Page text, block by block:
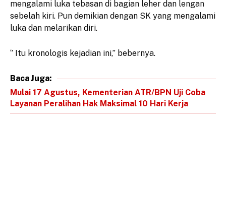
mengalami luka tebasan di bagian leher dan lengan
sebelah kiri. Pun demikian dengan SK yang mengalami
luka dan melarikan diri.
‘’ Itu kronologis kejadian ini,’’ bebernya.
Baca Juga:
Mulai 17 Agustus, Kementerian ATR/BPN Uji Coba
Layanan Peralihan Hak Maksimal 10 Hari Kerja